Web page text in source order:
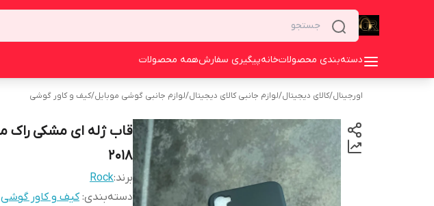
دسته‌بندی محصولاتخانهپیگیری سفارشهمه محصولات
اورجینال/کالای دیجیتال/لوازم جانبی کالای دیجیتال/لوازم جانبی گوشی موبایل/کیف و کاور گوشی
2018
برند:Rock
دسته‌بندی:کیف و کاور گوشی